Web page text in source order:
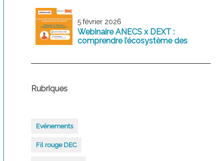
5 février 2026
Webinaire ANECS x DEXT :
comprendre l’écosystème des
Rubriques
Evénements
Fil rouge DEC